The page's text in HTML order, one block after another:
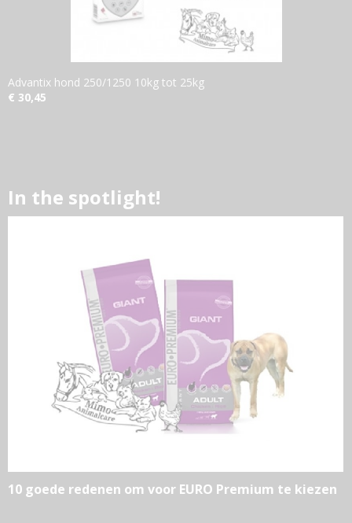
Advantix hond 250/1250 10kg tot 25kg
€ 30,45
In the spotlight!
10 goede redenen om voor EURO Premium te kiezen